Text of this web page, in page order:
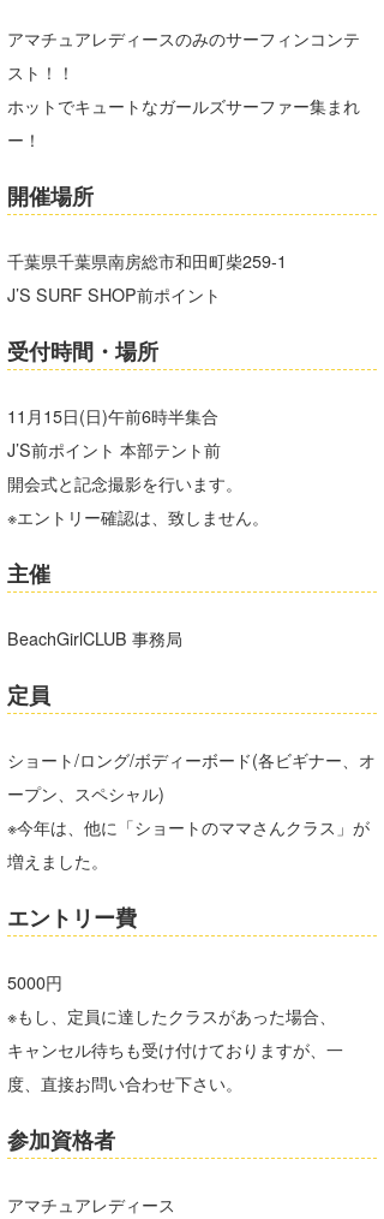
アマチュアレディースのみのサーフィンコンテ
スト！！
ホットでキュートなガールズサーファー集まれ
ー！
開催場所
千葉県千葉県南房総市和田町柴259-1
J’S SURF SHOP前ポイント
受付時間・場所
11月15日(日)午前6時半集合
J’S前ポイント 本部テント前
開会式と記念撮影を行います。
※エントリー確認は、致しません。
主催
BeachGirlCLUB 事務局
定員
ショート/ロング/ボディーボード(各ビギナー、オ
ープン、スペシャル)
※今年は、他に「ショートのママさんクラス」が
増えました。
エントリー費
5000円
※もし、定員に達したクラスがあった場合、
キャンセル待ちも受け付けておりますが、一
度、直接お問い合わせ下さい。
参加資格者
アマチュアレディース
Naoya Kimoto
mitsuteru Kamio
Yoshiyuki Obata
arukasvision
CBA Films
熊谷素子
メディア
SURFMEDIA
WAVAL
波伝説アンバサダー/プロライダー
中浦“JET”章
嵯峨明日香
田原啓江
植村未来
NOBUFUKU
大野”MAR”修聖
☆加藤
+☆maki☆+
chan-U
ECE
G◎Da
H
MIN
mitz
OYZ
S.K
Soulman
waka☆=
YUKI☆
ハンマー
まっきー
波伝説